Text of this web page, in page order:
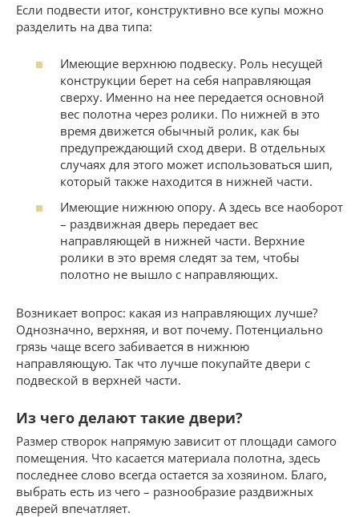
Если подвести итог, конструктивно все купы можно
разделить на два типа:
Имеющие верхнюю подвеску. Роль несущей
конструкции берет на себя направляющая
сверху. Именно на нее передается основной
вес полотна через ролики. По нижней в это
время движется обычный ролик, как бы
предупреждающий сход двери. В отдельных
случаях для этого может использоваться шип,
который также находится в нижней части.
Имеющие нижнюю опору. А здесь все наоборот
– раздвижная дверь передает вес
направляющей в нижней части. Верхние
ролики в это время следят за тем, чтобы
полотно не вышло с направляющих.
Возникает вопрос: какая из направляющих лучше?
Однозначно, верхняя, и вот почему. Потенциально
грязь чаще всего забивается в нижнюю
направляющую. Так что лучше покупайте двери с
подвеской в верхней части.
Из чего делают такие двери?
Размер створок напрямую зависит от площади самого
помещения. Что касается материала полотна, здесь
последнее слово всегда остается за хозяином. Благо,
выбрать есть из чего – разнообразие раздвижных
дверей впечатляет.